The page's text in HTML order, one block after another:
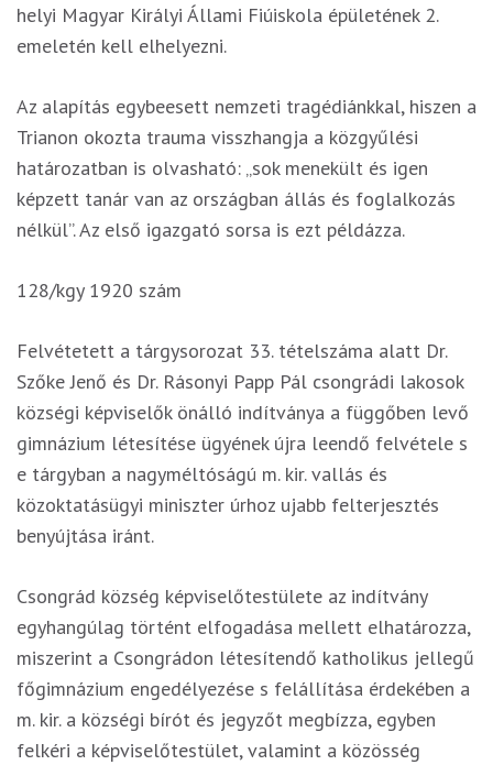
helyi Magyar Királyi Állami Fiúiskola épületének 2.
emeletén kell elhelyezni.
Az alapítás egybeesett nemzeti tragédiánkkal, hiszen a
Trianon okozta trauma visszhangja a közgyűlési
határozatban is olvasható: „sok menekült és igen
képzett tanár van az országban állás és foglalkozás
nélkül”. Az első igazgató sorsa is ezt példázza.
128/kgy 1920 szám
Felvétetett a tárgysorozat 33. tételszáma alatt Dr.
Szőke Jenő és Dr. Rásonyi Papp Pál csongrádi lakosok
községi képviselők önálló indítványa a függőben levő
gimnázium létesítése ügyének újra leendő felvétele s
e tárgyban a nagyméltóságú m. kir. vallás és
közoktatásügyi miniszter úrhoz ujabb felterjesztés
benyújtása iránt.
Csongrád község képviselőtestülete az indítvány
egyhangúlag történt elfogadása mellett elhatározza,
miszerint a Csongrádon létesítendő katholikus jellegű
főgimnázium engedélyezése s felállítása érdekében a
m. kir. a községi bírót és jegyzőt megbízza, egyben
felkéri a képviselőtestület, valamint a közösség